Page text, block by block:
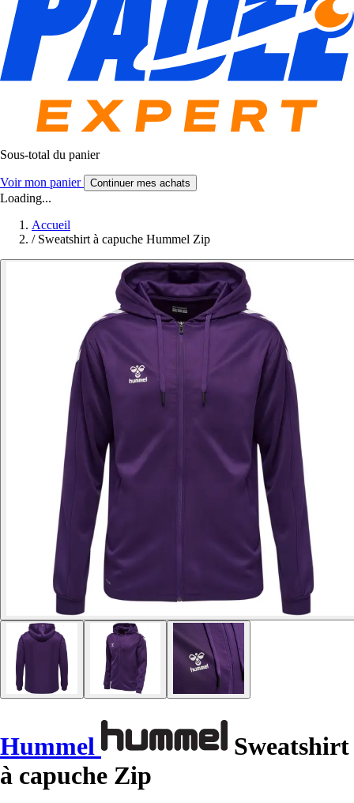
Sous-total du panier
Voir mon panier Continuer mes achats
Loading...
Accueil
/ Sweatshirt à capuche Hummel Zip
Hummel
Sweatshirt
à capuche Zip